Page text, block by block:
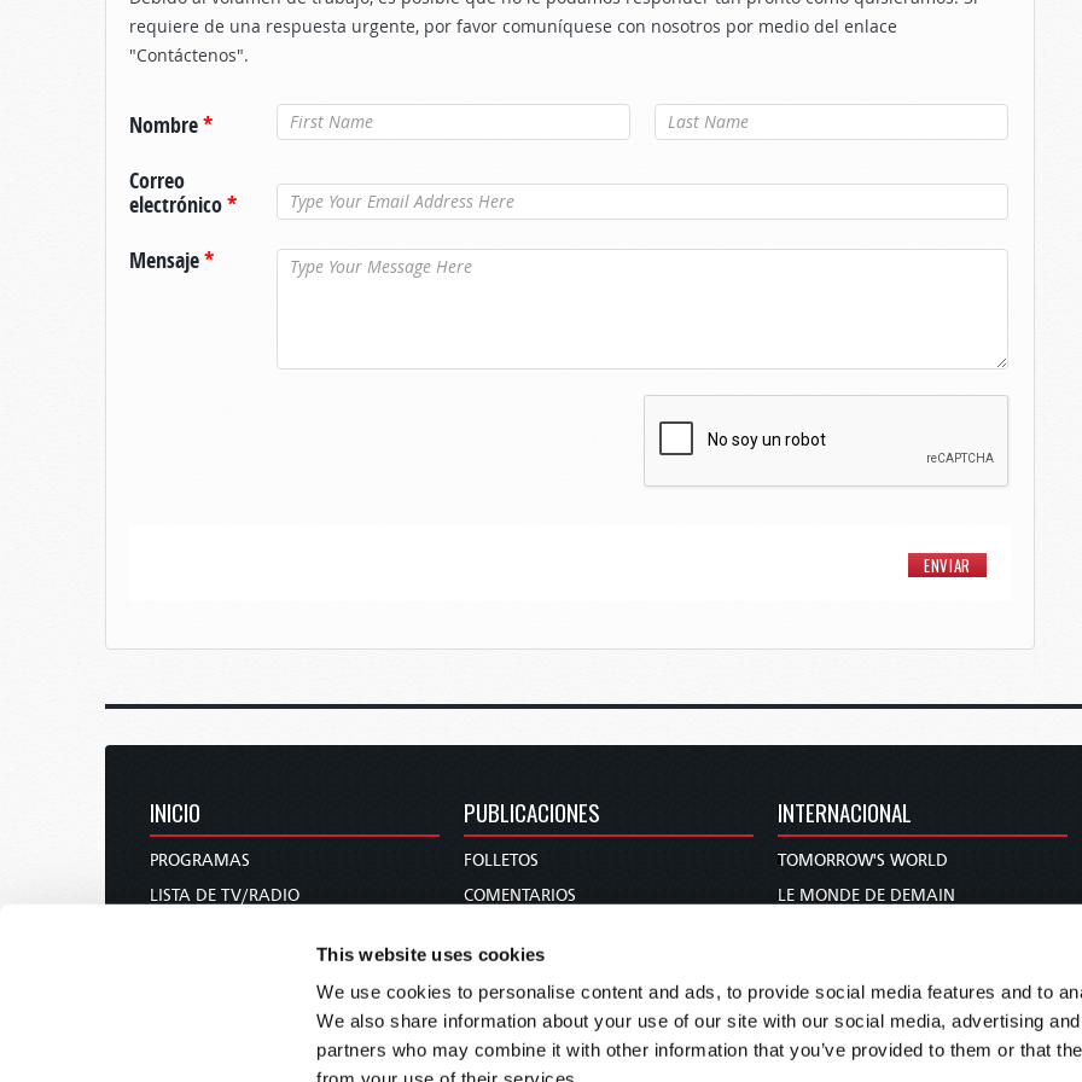
This website uses cookies
We use cookies to personalise content and ads, to provide social media features and to
We also share information about your use of our site with our social media, advertising
partners who may combine it with other information that you’ve provided to them or that
requiere de una respuesta urgente, por favor comuníquese con nosotros por medio del enlace
"Contáctenos".
Nombre* Apellido*
Correo
electrónico*
Mensaje*
INICIO
PROGRAMAS
LISTA DE TV/RADIO
SOLICITUD DE LITERATURA Y
PUBLICACIONES
FOLLETOS
COMENTARIOS
NOTICIAS Y PROFECÍA
DE MUJER A MUJER
INTERNACIONAL
TOMORROW'S WORLD
LE MONDE DE DEMAIN
WERELD VAN MORE
O MUNDO DE AMANHÃ